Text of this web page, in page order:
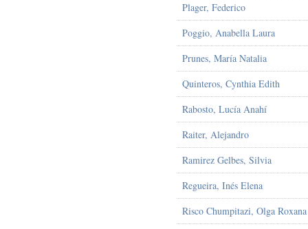
Plager, Federico
Poggio, Anabella Laura
Prunes, María Natalia
Quinteros, Cynthia Edith
Rabosto, Lucía Anahí
Raiter, Alejandro
Ramirez Gelbes, Silvia
Regueira, Inés Elena
Risco Chumpitazi, Olga Roxana